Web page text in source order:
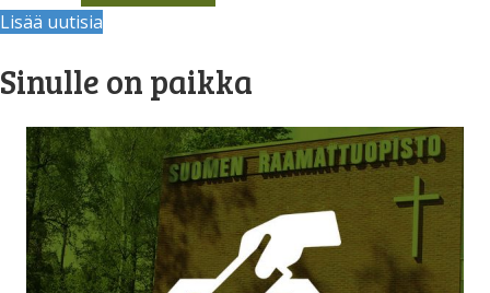
Lisää uutisia
Sinulle on paikka